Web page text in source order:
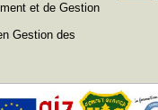
et de Gestion
Gestion des